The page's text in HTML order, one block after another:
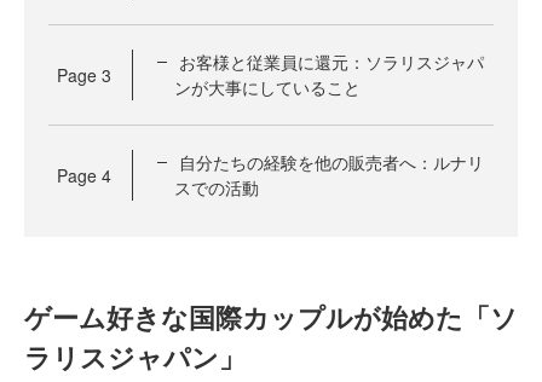
Page 3
お客様と従業員に還元：ソラリスジャパ
ンが大事にしていること
Page 4
自分たちの経験を他の販売者へ：ルナリ
スでの活動
ゲーム好きな国際カップルが始めた「ソ
ラリスジャパン」